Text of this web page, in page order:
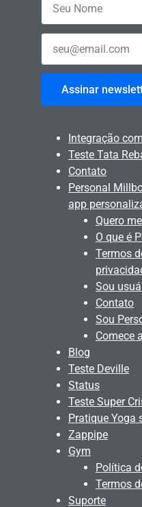
Assinar
Integração
Teste Tata
Contato
Personal
app
Quero
O que é
Termos
Sou
Contato
Sou
Comece
Blog
Teste Deville
Status
Teste Super
Pratique Yoga
Zappipe
Gym
Política
Termos
Suporte